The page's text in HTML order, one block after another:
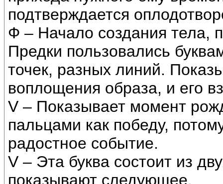
подтверждается
Ф – Начало создания тела,
Предки пользовались
точек, разных линий.
воплощения образа, и его
V – Показывает момент
пальцами как победу,
радостное событие.
V – Эта буква состоит из
показывают следующее.